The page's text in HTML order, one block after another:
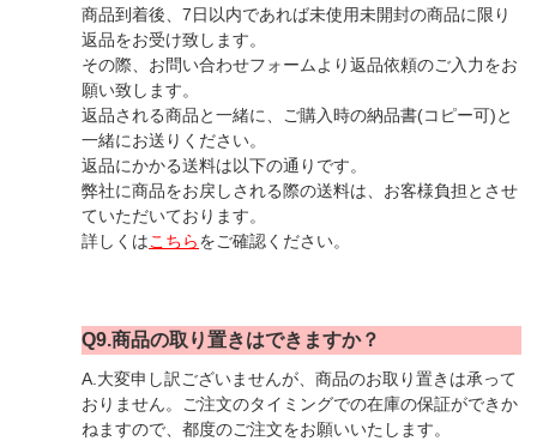
商品到着後、7日以内であれば未使用未開封の商品に限り
返品をお受け致します。
その際、お問い合わせフォームより返品依頼のご入力をお
願い致します。
返品される商品と一緒に、ご購入時の納品書(コピー可)と
一緒にお送りください。
返品にかかる送料は以下の通りです。
弊社に商品をお戻しされる際の送料は、お客様負担とさせ
ていただいております。
詳しくはこちらをご確認ください。
Q9.商品の取り置きはできますか？
A.大変申し訳ございませんが、商品のお取り置きは承って
おりません。ご注文のタイミングでの在庫の保証ができか
ねますので、都度のご注文をお願いいたします。